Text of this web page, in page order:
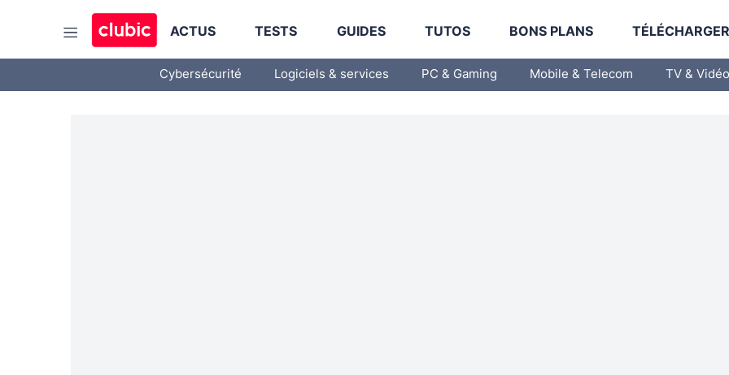
ACTUS TESTS GUIDES TUTOS BONS PLANS
Cybersécurité Logiciels & services PC & Gaming Mobile & Telecom TV & Vidéo